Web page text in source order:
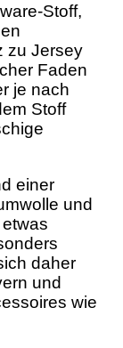
Stoff,
zu Jersey
Faden
je nach
Stoff
einer
und
daher
und
wie